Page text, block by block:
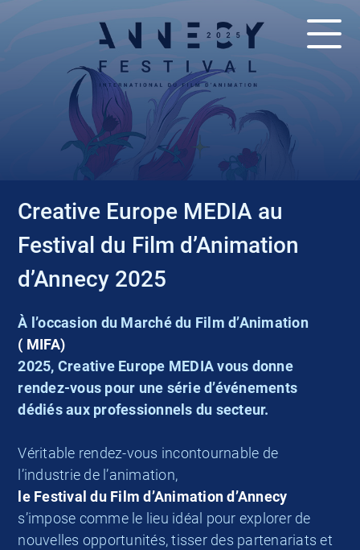
ACTUALITÉS
Creative Europe MEDIA au
Festival du Film d’Animation
d’Annecy 2025
À l’occasion du Marché du Film d’Animation
( MIFA)
2025, Creative Europe MEDIA vous donne
rendez-vous pour une série d’événements
dédiés aux professionnels du secteur.
Véritable rendez-vous incontournable de
l’industrie de l’animation,
le Festival du Film d’Animation d’Annecy
s’impose comme le lieu idéal pour explorer de
nouvelles opportunités, tisser des partenariats et